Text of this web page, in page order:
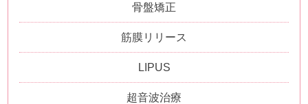
骨盤矯正
筋膜リリース
LIPUS
超音波治療